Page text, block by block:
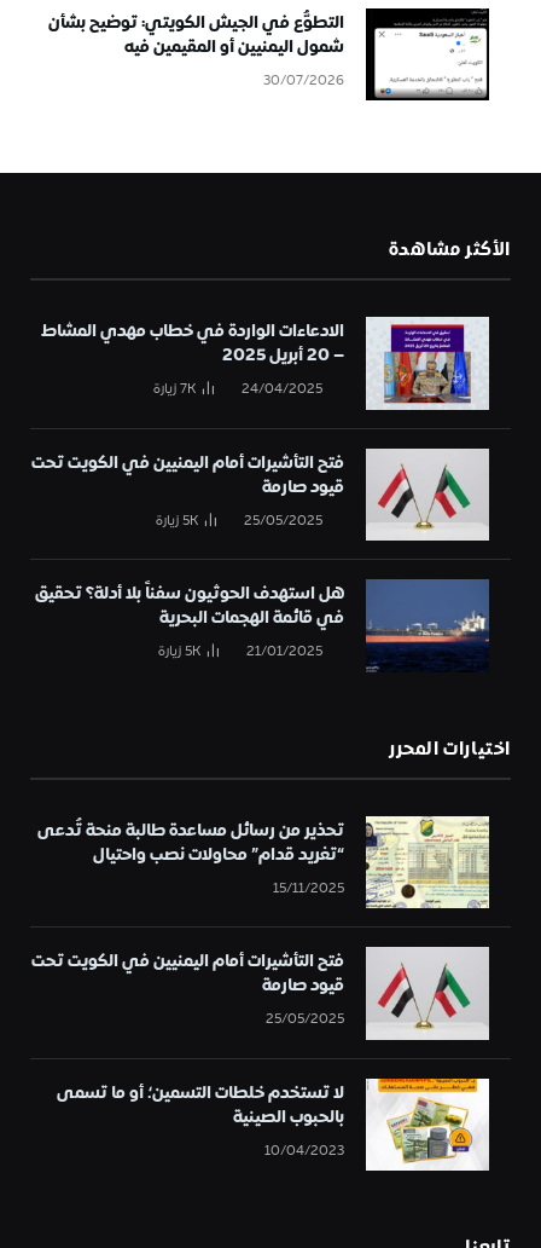
التطوُّع في الجيش الكويتي: توضيح بشأن
شمول اليمنيين أو المقيمين فيه
30/07/2026
الأكثر مشاهدة
الادعاءات الواردة في خطاب مهدي المشاط
– 20 أبريل 2025
24/04/2025
7Kزيارة
فتح التأشيرات أمام اليمنيين في الكويت تحت
قيود صارمة
25/05/2025
5Kزيارة
هل استهدف الحوثيون سفناً بلا أدلة؟ تحقيق
في قائمة الهجمات البحرية
21/01/2025
5Kزيارة
اختيارات المحرر
تحذير من رسائل مساعدة طالبة منحة تُدعى
“تغريد قدام” محاولات نصب واحتيال
15/11/2025
فتح التأشيرات أمام اليمنيين في الكويت تحت
قيود صارمة
25/05/2025
لا تستخدم خلطات التسمين؛ أو ما تسمى
بالحبوب الصينية
10/04/2023